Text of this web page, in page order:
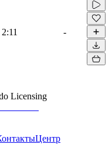
2:11 -
Licensing
Центр